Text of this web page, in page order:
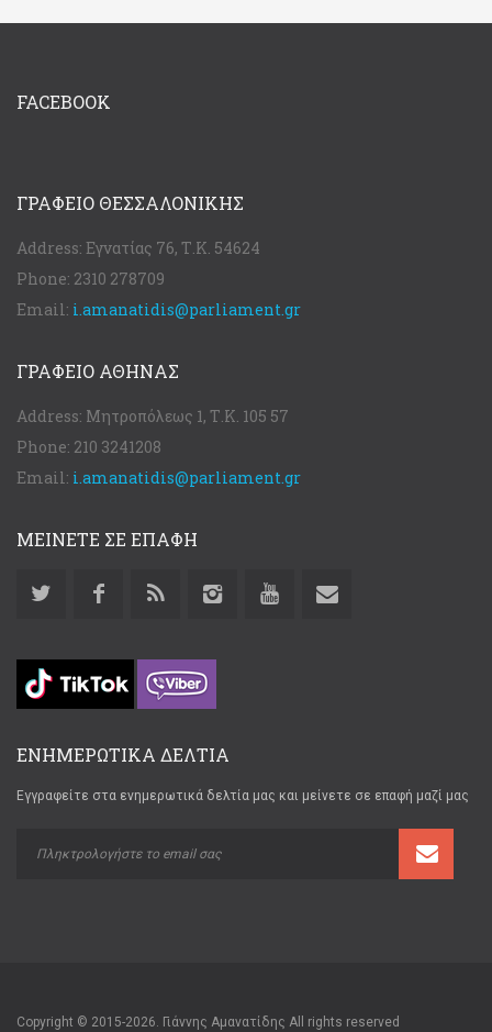
FACEBOOK
ΓΡΑΦΕΊΟ ΘΕΣΣΑΛΟΝΊΚΗΣ
Address: Εγνατίας 76, Τ.Κ. 54624
Phone: 2310 278709
Email: i.amanatidis@parliament.gr
ΓΡΑΦΕΊΟ ΑΘΉΝΑΣ
Address: Μητροπόλεως 1, Τ.Κ. 105 57
Phone: 210 3241208
Email: i.amanatidis@parliament.gr
ΜΕΙΝΕΤΕ ΣΕ ΕΠΑΦΗ
ΕΝΗΜΕΡΩΤΙΚΑ ΔΕΛΤΙΑ
Εγγραφείτε στα ενημερωτικά δελτία μας και μείνετε σε επαφή μαζί μας
Copyright © 2015-2026. Γιάννης Αμανατίδης All rights reserved